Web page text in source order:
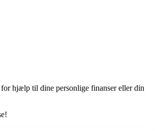
hjælp til dine personlige finanser eller din